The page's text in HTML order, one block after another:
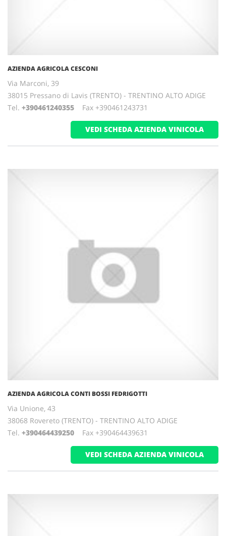
AZIENDA AGRICOLA CESCONI
Via Marconi, 39
38015 Pressano di Lavis (TRENTO) - TRENTINO ALTO ADIGE
Tel. +390461240355 Fax +390461243731
VEDI SCHEDA AZIENDA VINICOLA
AZIENDA AGRICOLA CONTI BOSSI FEDRIGOTTI
Via Unione, 43
38068 Rovereto (TRENTO) - TRENTINO ALTO ADIGE
Tel. +390464439250 Fax +390464439631
VEDI SCHEDA AZIENDA VINICOLA